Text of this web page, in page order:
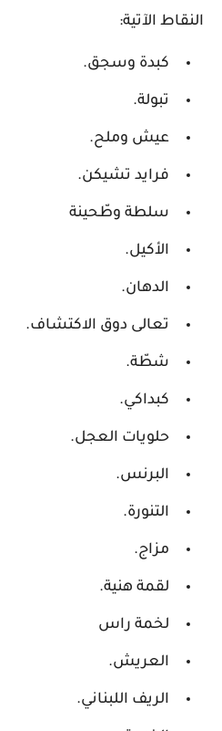
النقاط الآتية:
كبدة وسجق.
تبولة.
عيش وملح.
فرايد تشيكن.
سلطة وطّحينة
الأكيل.
الدهان.
تعالى دوق الاكتشاف.
شطّة.
كبداكي.
حلويات العجل.
البرنس.
التنورة.
مزاج.
لقمة هنية.
لخمة راس
العريش.
الريف اللبناني.